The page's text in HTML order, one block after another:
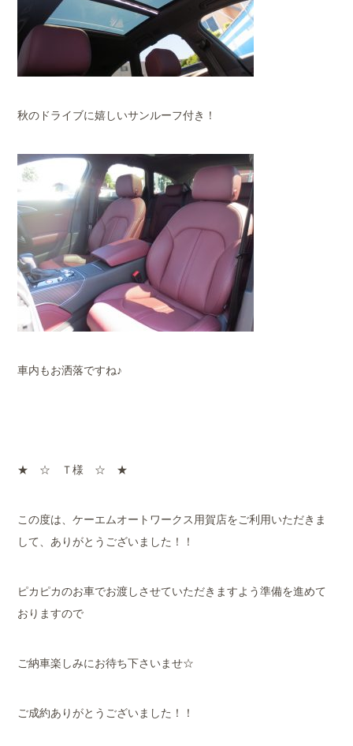
秋のドライブに嬉しいサンルーフ付き！
車内もお洒落ですね♪
★ ☆ Ｔ様 ☆ ★
この度は、ケーエムオートワークス用賀店をご利用いただきま
して、ありがとうございました！！
ピカピカのお車でお渡しさせていただきますよう準備を進めて
おりますので
ご納車楽しみにお待ち下さいませ☆
ご成約ありがとうございました！！